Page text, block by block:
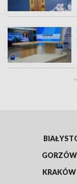
KRAKÓW